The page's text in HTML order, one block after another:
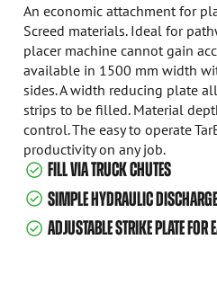
An economic attachment for
Screed materials. Ideal for
placer machine cannot gain
available in 1500 mm width
sides. A width reducing plate
strips to be filled. Material
control. The easy to operate
productivity on any job.
FILL VIA TRUCK CHUTES
SIMPLE HYDRAULIC DISCHARGE
ADJUSTABLE STRIKE PLATE FOR